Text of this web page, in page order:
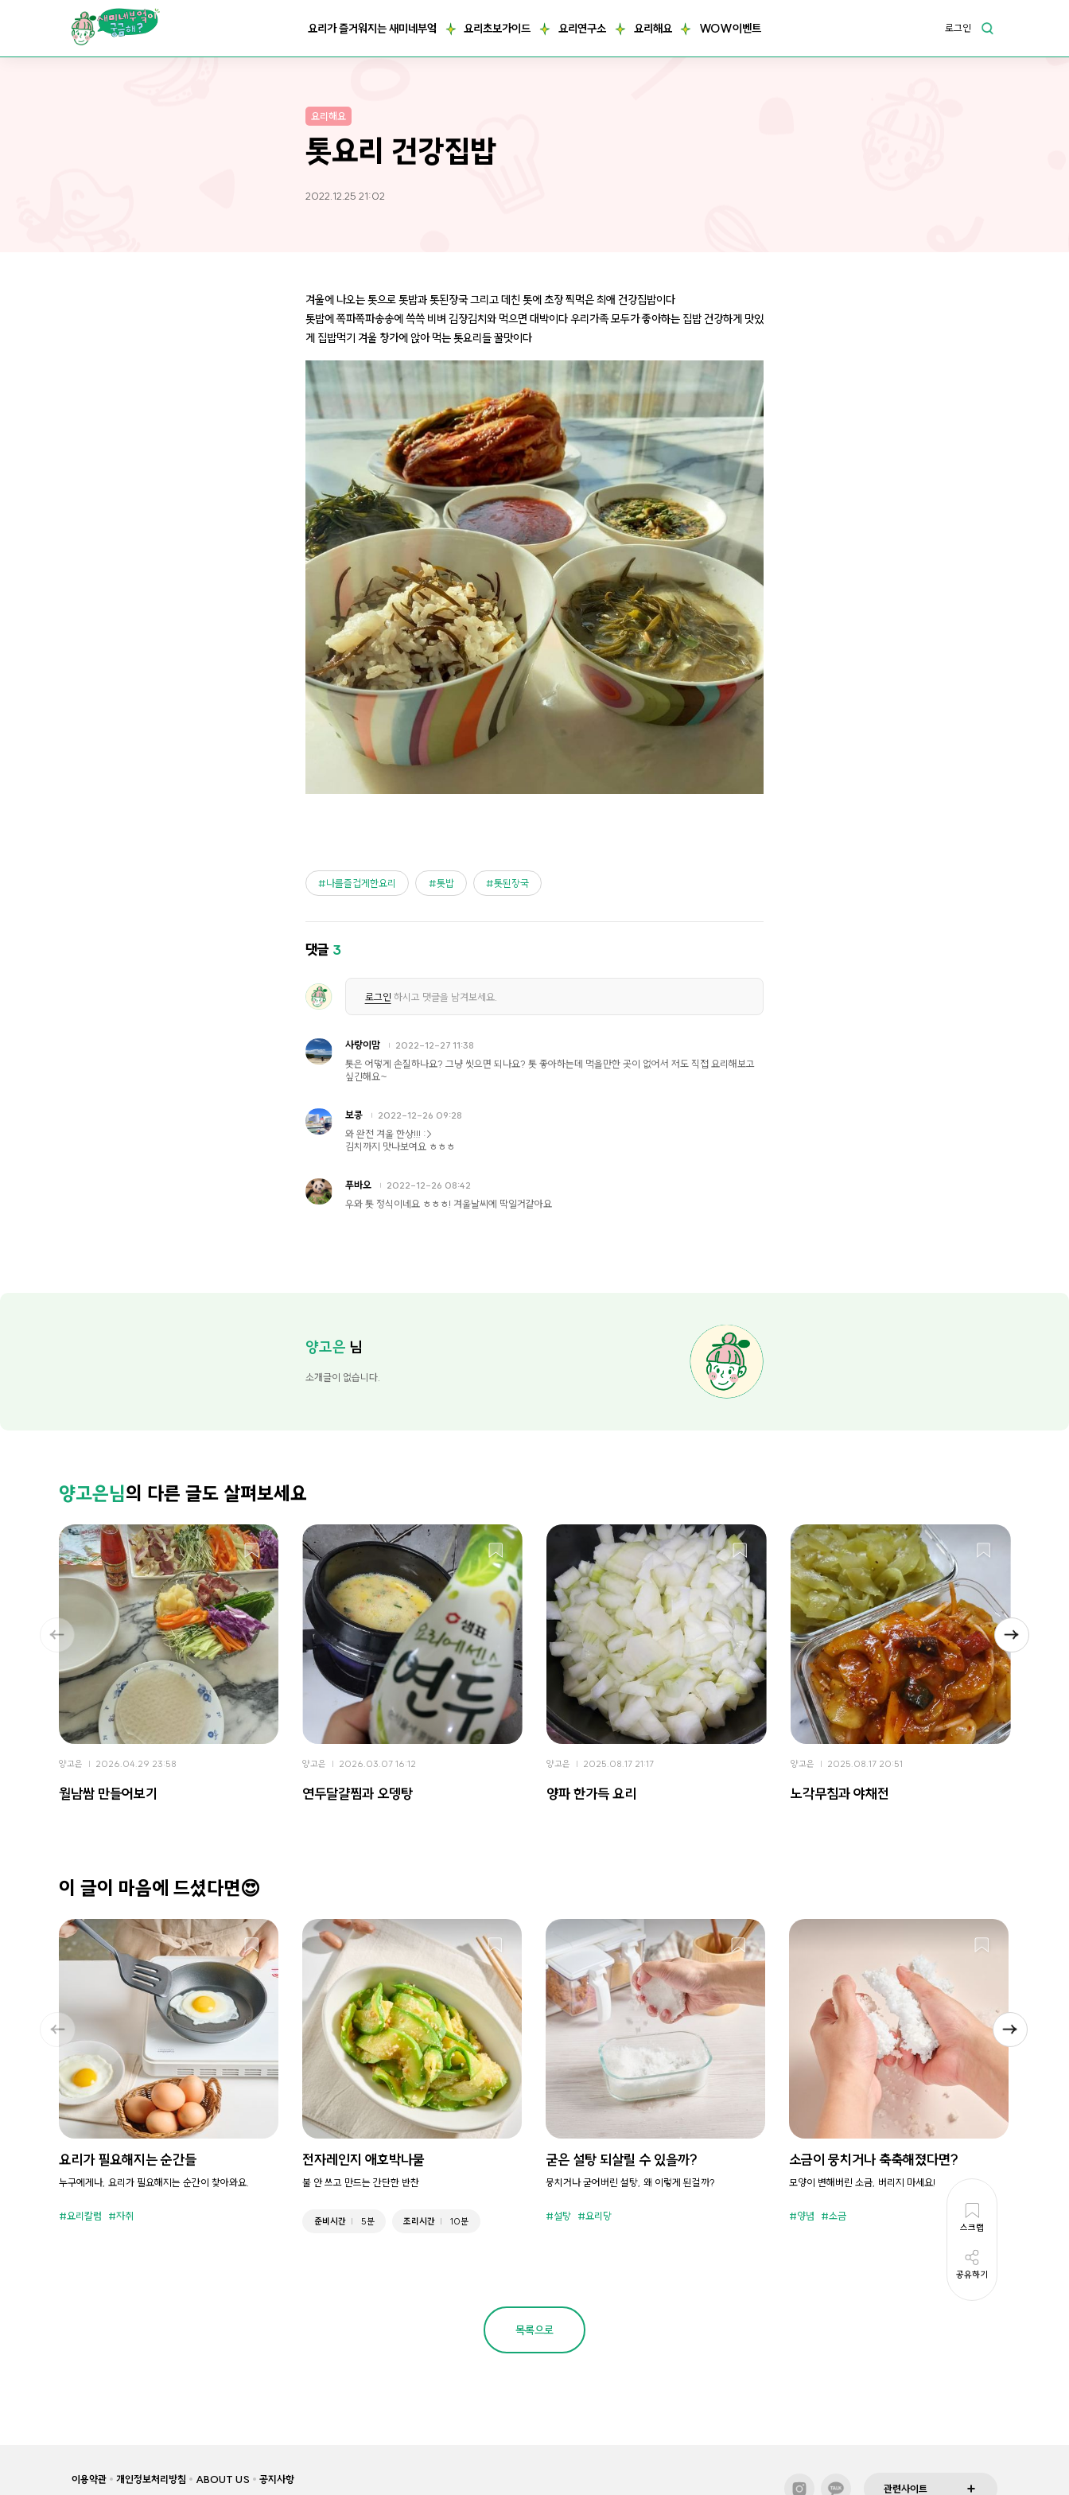
요리가 즐거워지는 새미네부엌 요리초보가이드 요리연구소 요리해요 WOW이벤트 로그인
스크랩
공유하기
요리해요
톳요리 건강집밥
2022.12.25 21:02
겨울에 나오는 톳으로 톳밥과 톳된장국 그리고 데친 톳에 초장 찍먹은 최애 건강집밥이다
톳밥에 쪽파쪽파송송에 쓱쓱 비벼 김장김치와 먹으면 대박이다 우리가족 모두가 좋아하는 집밥 건강하게 맛있
게 집밥먹기 겨울 창가에 앉아 먹는 톳요리들 꿀맛이다
나를즐겁게한요리 톳밥 톳된장국
댓글 3
로그인 하시고 댓글을 남겨보세요.
사랑이맘 2022-12-27 11:38
톳은 어떻게 손질하나요? 그냥 씻으면 되나요? 톳 좋아하는데 먹을만한 곳이 없어서 저도 직접 요리해보고
싶긴해요~
보콩 2022-12-26 09:28
와 완전 겨울 한상!!! :>
김치까지 맛나보여요 ㅎㅎㅎ
푸바오 2022-12-26 08:42
우와 톳 정식이네요 ㅎㅎㅎ! 겨울날씨에 딱일거같아요
양고은 님
소개글이 없습니다.
양고은님의 다른 글도 살펴보세요
양고은 2026.04.29 23:58
월남쌈 만들어보기
양고은 2026.03.07 16:12
연두달걀찜과 오뎅탕
양고은 2025.08.17 21:17
양파 한가득 요리
양고은 2025.08.17 20:51
노각무침과 야채전
이 글이 마음에 드셨다면😍
요리가 필요해지는 순간들
누구에게나, 요리가 필요해지는 순간이 찾아와요.
요리칼럼 자취
전자레인지 애호박나물
불 안 쓰고 만드는 간단한 반찬
준비시간 5분 조리시간 10분
굳은 설탕 되살릴 수 있을까?
뭉치거나 굳어버린 설탕, 왜 이렇게 된걸까?
설탕 요리당
소금이 뭉치거나 축축해졌다면?
모양이 변해버린 소금, 버리지 마세요!
양념 소금
목록으로
이용약관 개인정보처리방침 ABOUT US 공지사항
관련사이트